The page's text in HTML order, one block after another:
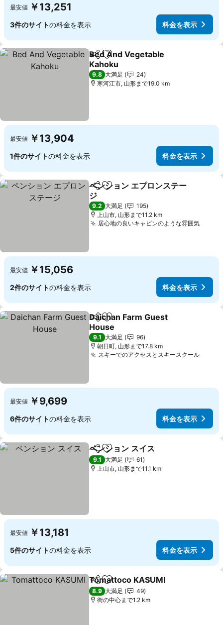
最安値 ￥13,251
3件のサイトの料金を表示 料金を表示
シェアお気に入りに追加
Bed And Vegetable
Kahoku
料金を表示
9.8 大満足
24
寒河江市, 山形まで19.0 km
最安値 ￥13,904
1件のサイトの料金を表示 料金を表示
シェアお気に入りに追加
ペンション エプロンステー
ジ
料金を表示
9.2 大満足
195
上山市, 山形まで11.2 km
居心地の良いキャビンのような雰囲気料金
最安値 ￥15,056
2件のサイトの料金を表示 料金を表示
シェアお気に入りに追加
Daichan Farm Guest
House
料金を表示
9.1 大満足
96
朝日町, 山形まで17.8 km
スキーでのアクセスとスキースクール料金
最安値 ￥9,699
6件のサイトの料金を表示 料金を表示
シェアお気に入りに追加
ペンション スイス
9.1 大満足
61
上山市, 山形まで11.1 km
最安値 ￥13,181
5件のサイトの料金を表示 料金を表示
シェアお気に入りに追加
Tomattoco KASUMI
8.9 大満足
49
街の中心まで1.2 km